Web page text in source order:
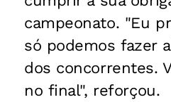
campeonato. "Eu
só podemos fazer
dos concorrentes.
no final", reforçou.